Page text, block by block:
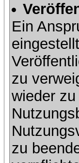
Ein
zu
wieder
zu